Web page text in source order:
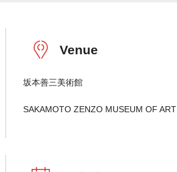
Venue
坂本善三美術館
SAKAMOTO ZENZO MUSEUM OF ART